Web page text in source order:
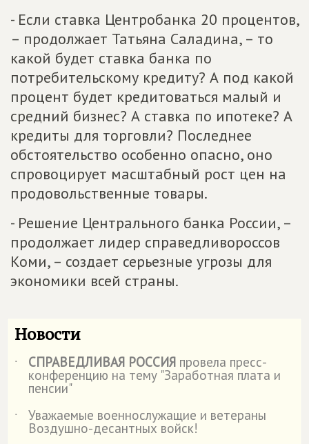
- Если ставка Центробанка 20 процентов,
– продолжает Татьяна Саладина, – то
какой будет ставка банка по
потребительскому кредиту? А под какой
процент будет кредитоваться малый и
средний бизнес? А ставка по ипотеке? А
кредиты для торговли? Последнее
обстоятельство особенно опасно, оно
спровоцирует масштабный рост цен на
продовольственные товары.
- Решение Центрального банка России, –
продолжает лидер справедливороссов
Коми, – создает серьезные угрозы для
экономики всей страны.
Новости
˙ СПРАВЕДЛИВАЯ РОССИЯ провела пресс-
конференцию на тему "Заработная плата и
пенсии"
˙
Уважаемые военнослужащие и ветераны
Воздушно-десантных войск!